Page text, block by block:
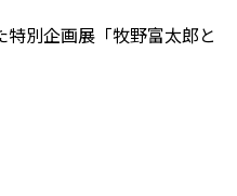
別企画展「牧野富太郎と